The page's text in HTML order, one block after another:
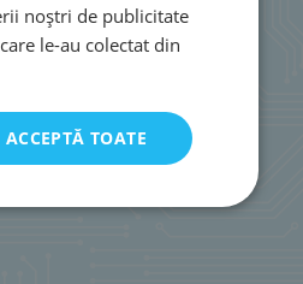
noștri de publicitate
le-au colectat din
ACCEPTĂ TOATE